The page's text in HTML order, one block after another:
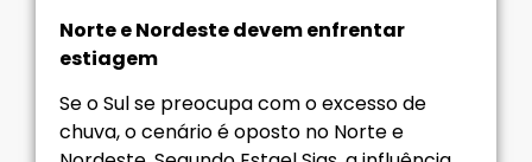
Norte e Nordeste devem enfrentar
estiagem
Se o Sul se preocupa com o excesso de
chuva, o cenário é oposto no Norte e